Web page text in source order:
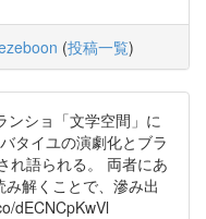
(投稿一覧)
ンショ「文学空間」に
タイユの演劇化とブラ
れ語られる。 両者にあ
解くことで、滲み出
dECNCpKwVl